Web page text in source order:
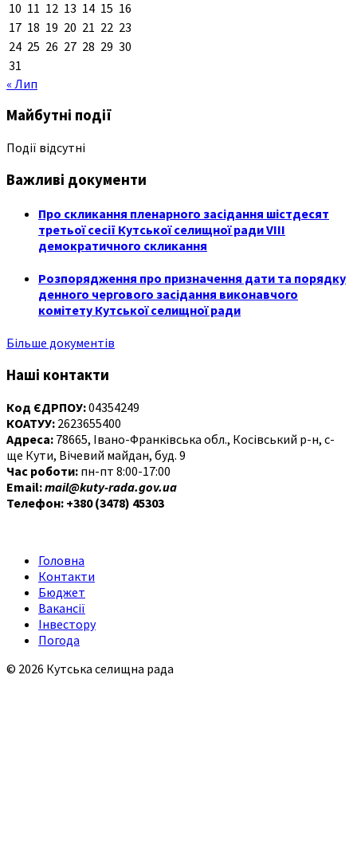
10 11 12 13 14 15 16
17 18 19 20 21 22 23
24 25 26 27 28 29 30
31
« Лип
Майбутні події
Події відсутні
Важливі документи
Про скликання пленарного засідання шістдесят
третьої сесії Кутської селищної ради VIII
демократичного скликання
Розпорядження про призначення дати та порядку
денного чергового засідання виконавчого
комітету Кутської селищної ради
Більше документів
Наші контакти
Код ЄДРПОУ:04354249
КОАТУУ: 2623655400
Адреса: 78665, Івано-Франківська обл., Косівський р-н, с-
ще Кути, Вічевий майдан, буд. 9
Час роботи: пн-пт 8:00-17:00
Email:mail@kuty-rada.gov.ua
Телефон: +380 (3478) 45303
Головна
Контакти
Бюджет
Вакансії
Інвестору
Погода
© 2026 Кутська селищна рада